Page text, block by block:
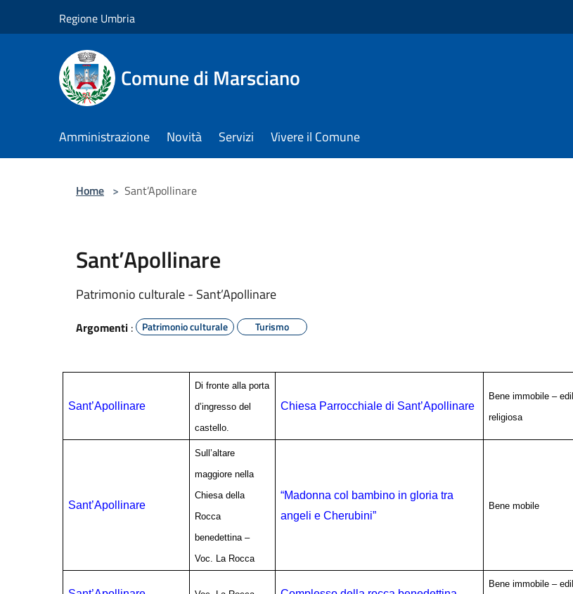
Regione Umbria
Comune di Marsciano
Amministrazione Novità Servizi Vivere il Comune
Home > Sant’Apollinare
Sant’Apollinare
Patrimonio culturale - Sant’Apollinare
Argomenti : Patrimonio culturale Turismo
Sant’Apollinare
Di fronte alla porta
d’ingresso del
castello.
Chiesa Parrocchiale di Sant’Apollinare
Bene immobile –
religiosa
Sant’Apollinare
Sull’altare
maggiore nella
Chiesa della
Rocca
benedettina –
Voc. La Rocca
“Madonna col bambino in gloria tra
angeli e Cherubini”
Bene mobile
Bene immobile –